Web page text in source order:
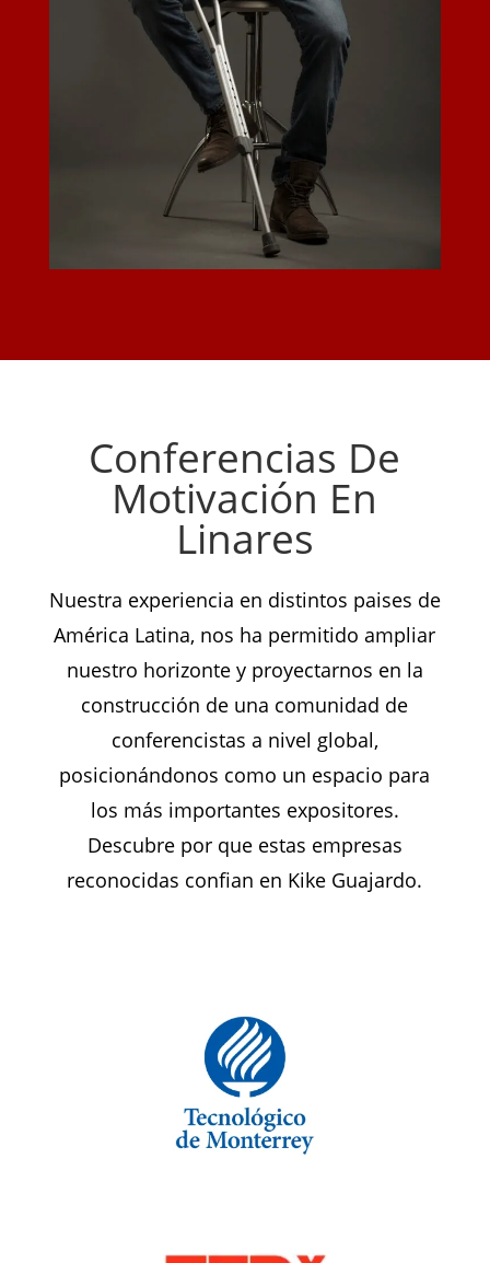
Conferencias De
Motivación En
Linares
Nuestra experiencia en distintos paises de
América Latina, nos ha permitido ampliar
nuestro horizonte y proyectarnos en la
construcción de una comunidad de
conferencistas a nivel global,
posicionándonos como un espacio para
los más importantes expositores.
Descubre por que estas empresas
reconocidas confian en Kike Guajardo.